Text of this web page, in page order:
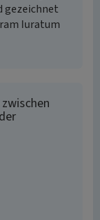
gezeichnet
Iuratum